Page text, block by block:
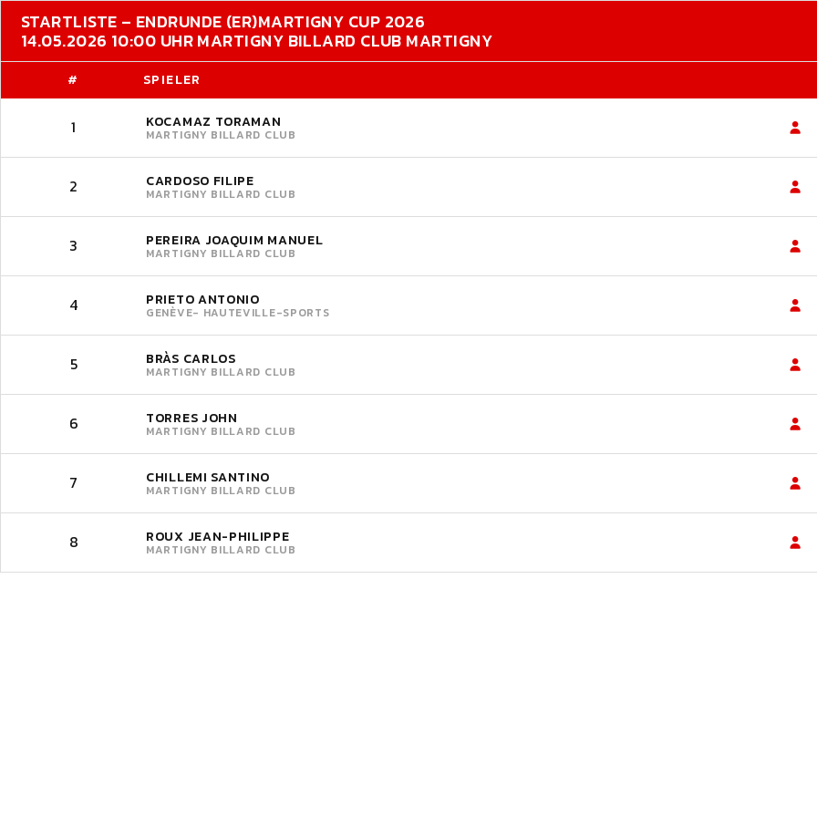
STARTLISTE – ENDRUNDE (ER)MARTIGNY CUP 2026
14.05.2026 10:00 UHR MARTIGNY BILLARD CLUB MARTIGNY
# SPIELER
1 KOCAMAZ TORAMAN
MARTIGNY BILLARD CLUB
2 CARDOSO FILIPE
MARTIGNY BILLARD CLUB
3 PEREIRA JOAQUIM MANUEL
MARTIGNY BILLARD CLUB
4 PRIETO ANTONIO
GENÈVE- HAUTEVILLE-SPORTS
5 BRÀS CARLOS
MARTIGNY BILLARD CLUB
6 TORRES JOHN
MARTIGNY BILLARD CLUB
7 CHILLEMI SANTINO
MARTIGNY BILLARD CLUB
8 ROUX JEAN-PHILIPPE
MARTIGNY BILLARD CLUB